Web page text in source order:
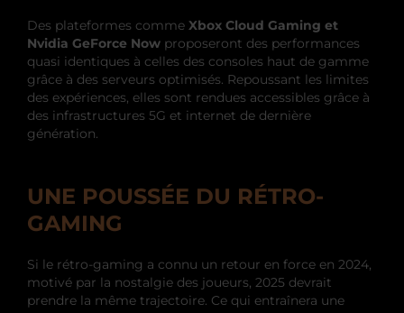
Des plateformes comme Xbox Cloud Gaming et
Nvidia GeForce Now proposeront des performances
quasi identiques à celles des consoles haut de gamme
grâce à des serveurs optimisés. Repoussant les limites
des expériences, elles sont rendues accessibles grâce à
des infrastructures 5G et internet de dernière
génération.
UNE POUSSÉE DU RÉTRO-
GAMING
Si le rétro-gaming a connu un retour en force en 2024,
motivé par la nostalgie des joueurs, 2025 devrait
prendre la même trajectoire. Ce qui entraînera une